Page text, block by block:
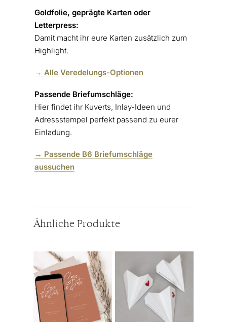
Goldfolie, geprägte Karten oder
Letterpress:
Damit macht ihr eure Karten zusätzlich zum
Highlight.
→ Alle Veredelungs-Optionen
Passende Briefumschläge:
Hier findet ihr Kuverts, Inlay-Ideen und
Adressstempel perfekt passend zu eurer
Einladung.
→ Passende B6 Briefumschläge
aussuchen
Ähnliche Produkte